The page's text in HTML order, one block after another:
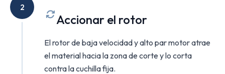
2
Accionar el rotor
El rotor de baja velocidad y alto par motor atrae
el material hacia la zona de corte y lo corta
contra la cuchilla fija.